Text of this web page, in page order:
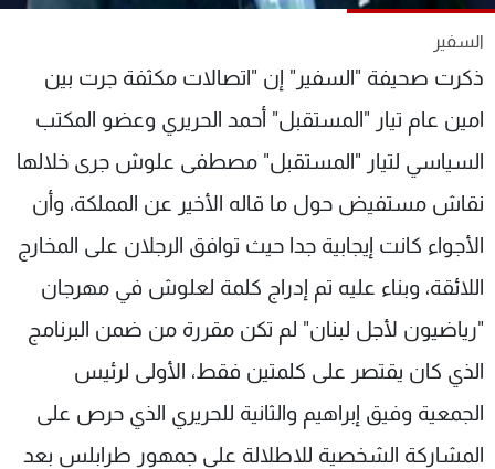
السفير
ذكرت صحيفة "السفير" إن "اتصالات مكثفة جرت بين
امين عام تيار "المستقبل" أحمد الحريري وعضو المكتب
السياسي لتيار "المستقبل" مصطفى علوش جرى خلالها
نقاش مستفيض حول ما قاله الأخير عن المملكة، وأن
الأجواء كانت إيجابية جدا حيث توافق الرجلان على المخارج
اللائقة، وبناء عليه تم إدراج كلمة لعلوش في مهرجان
"رياضيون لأجل لبنان" لم تكن مقررة من ضمن البرنامج
الذي كان يقتصر على كلمتين فقط، الأولى لرئيس
الجمعية وفيق إبراهيم والثانية للحريري الذي حرص على
المشاركة الشخصية للاطلالة على جمهور طرابلس بعد
الترددات
عن MTV
لاعلاناتكم
وظائف
شروط الإسـتخدام
سياسة الخصوصية